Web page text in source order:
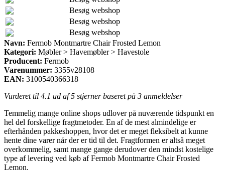
Besøg webshop
Besøg webshop
Besøg webshop
Navn: Fermob Montmartre Chair Frosted Lemon
Kategori: Møbler > Havemøbler > Havestole
Producent: Fermob
Varenummer: 3355v28108
EAN: 3100540366318
Vurderet til 4.1 ud af 5 stjerner baseret på 3 anmeldelser
Temmelig mange online shops udlover på nuværende tidspunkt en
hel del forskellige fragtmetoder. En af de mest almindelige er
efterhånden pakkeshoppen, hvor det er meget fleksibelt at kunne
hente dine varer når der er tid til det. Fragtformen er altså meget
overkommelig, samt mange gange derudover den mindst kostelige
type af levering ved køb af Fermob Montmartre Chair Frosted
Lemon.